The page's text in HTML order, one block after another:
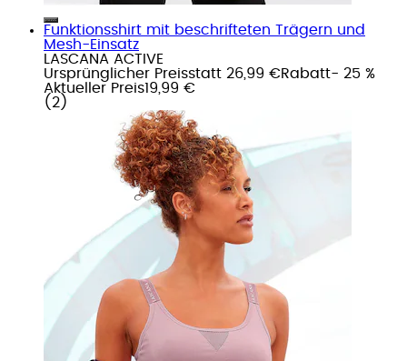
Funktionsshirt mit beschrifteten Trägern und
Mesh-Einsatz
LASCANA ACTIVE
Ursprünglicher Preisstatt 26,99 €Rabatt- 25 %
Aktueller Preis19,99 €
( 2 )